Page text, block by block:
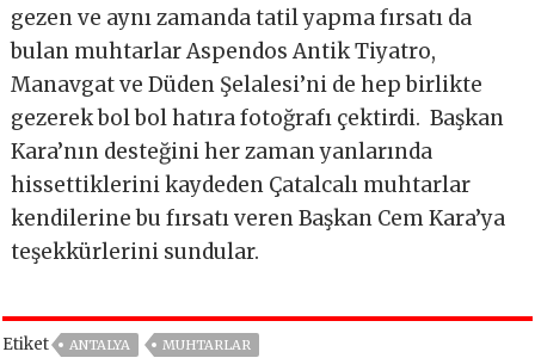
gezen ve aynı zamanda tatil yapma fırsatı da
bulan muhtarlar Aspendos Antik Tiyatro,
Manavgat ve Düden Şelalesi’ni de hep birlikte
gezerek bol bol hatıra fotoğrafı çektirdi. Başkan
Kara’nın desteğini her zaman yanlarında
hissettiklerini kaydeden Çatalcalı muhtarlar
kendilerine bu fırsatı veren Başkan Cem Kara’ya
teşekkürlerini sundular.
Etiket ANTALYA MUHTARLAR